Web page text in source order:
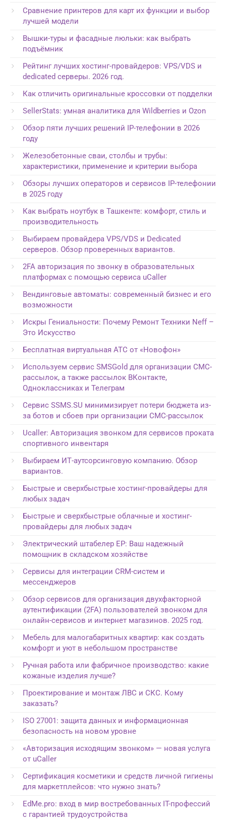
Сравнение принтеров для карт их функции и выбор
лучшей модели
Вышки-туры и фасадные люльки: как выбрать
подъёмник
Рейтинг лучших хостинг-провайдеров: VPS/VDS и
dedicated серверы. 2026 год.
Как отличить оригинальные кроссовки от подделки
SellerStats: умная аналитика для Wildberries и Ozon
Обзор пяти лучших решений IP-телефонии в 2026
году
Железобетонные сваи, столбы и трубы:
характеристики, применение и критерии выбора
Обзоры лучших операторов и сервисов IP-телефонии
в 2025 году
Как выбрать ноутбук в Ташкенте: комфорт, стиль и
производительность
Выбираем провайдера VPS/VDS и Dedicated
серверов. Обзор проверенных вариантов.
2FA авторизация по звонку в образовательных
платформах с помощью сервиса uCaller
Вендинговые автоматы: современный бизнес и его
возможности
Искры Гениальности: Почему Ремонт Техники Neff –
Это Искусство
Бесплатная виртуальная АТС от «Новофон»
Используем сервис SMSGold для организации СМС-
рассылок, а также рассылок ВКонтакте,
Одноклассниках и Телеграм
Сервис SSMS.SU минимизирует потери бюджета из-
за ботов и сбоев при организации СМС-рассылок
Ucaller: Авторизация звонком для сервисов проката
спортивного инвентаря
Выбираем ИТ-аутсорсинговую компанию. Обзор
вариантов.
Быстрые и сверхбыстрые хостинг-провайдеры для
любых задач
Быстрые и сверхбыстрые облачные и хостинг-
провайдеры для любых задач
Электрический штабелер EP: Ваш надежный
помощник в складском хозяйстве
Сервисы для интеграции CRM-систем и
мессенджеров
Обзор сервисов для организация двухфакторной
аутентификации (2FA) пользователей звонком для
онлайн-сервисов и интернет магазинов. 2025 год.
Мебель для малогабаритных квартир: как создать
комфорт и уют в небольшом пространстве
Ручная работа или фабричное производство: какие
кожаные изделия лучше?
Проектирование и монтаж ЛВС и СКС. Кому
заказать?
ISO 27001: защита данных и информационная
безопасность на новом уровне
«Авторизация исходящим звонком» — новая услуга
от uCaller
Сертификация косметики и средств личной гигиены
для маркетплейсов: что нужно знать?
EdMe.pro: вход в мир востребованных IT-профессий
с гарантией трудоустройства